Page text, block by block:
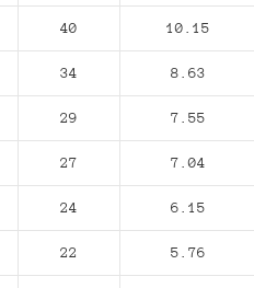
40 10.15
34 8.63
29 7.55
27 7.04
24 6.15
22 5.76